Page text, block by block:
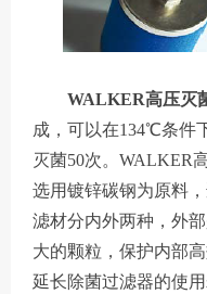
WALKER高压灭
成，可以在134℃条件
灭菌50次。WALKER
选用镀锌碳钢为原料
滤材分内外两种，外
大的颗粒，保护内部
延长除菌过滤器的使